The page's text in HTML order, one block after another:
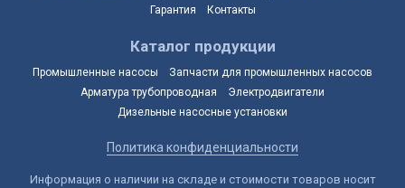
Гарантия
Контакты
Каталог продукции
Промышленные насосы
Запчасти для промышленных насосов
Арматура трубопроводная
Электродвигатели
Дизельные насосные установки
Политика конфиденциальности
Информация о наличии на складе и стоимости товаров носит